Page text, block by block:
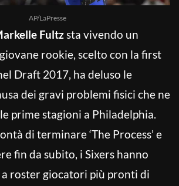
AP/LaPresse
Fultzsta vivendo un
rookie, scelto con la first
Draft 2017, ha deluso le
dei gravi problemi fisici che ne
prime stagioni a Philadelphia.
di terminare ‘The Process’ e
fin da subito, i Sixers hanno
roster giocatori più pronti di